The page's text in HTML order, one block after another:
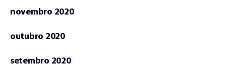
novembro 2020
outubro 2020
setembro 2020